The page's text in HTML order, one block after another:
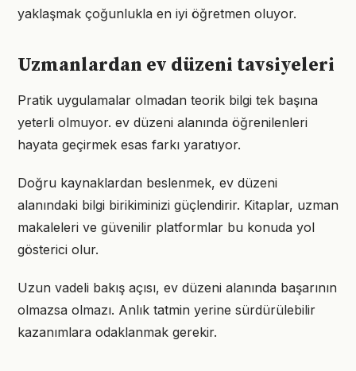
yaklaşmak çoğunlukla en iyi öğretmen oluyor.
Uzmanlardan ev düzeni tavsiyeleri
Pratik uygulamalar olmadan teorik bilgi tek başına
yeterli olmuyor. ev düzeni alanında öğrenilenleri
hayata geçirmek esas farkı yaratıyor.
Doğru kaynaklardan beslenmek, ev düzeni
alanındaki bilgi birikiminizi güçlendirir. Kitaplar, uzman
makaleleri ve güvenilir platformlar bu konuda yol
gösterici olur.
Uzun vadeli bakış açısı, ev düzeni alanında başarının
olmazsa olmazı. Anlık tatmin yerine sürdürülebilir
kazanımlara odaklanmak gerekir.